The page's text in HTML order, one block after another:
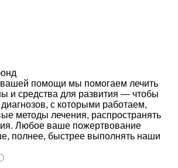
вашей помощи мы помогаем лечить
и средства для развития — чтобы
с которыми работаем,
методы лечения, распространять
Любое ваше пожертвование
полнее, быстрее выполнять наши